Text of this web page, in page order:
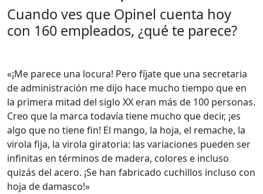
Cuando ves que Opinel cuenta hoy
con 160 empleados, ¿qué te parece?
«¡Me parece una locura! Pero fíjate que una secretaria
de administración me dijo hace mucho tiempo que en
la primera mitad del siglo XX eran más de 100 personas.
Creo que la marca todavía tiene mucho que decir, ¡es
algo que no tiene fin! El mango, la hoja, el remache, la
virola fija, la virola giratoria: las variaciones pueden ser
infinitas en términos de madera, colores e incluso
quizás del acero. ¡Se han fabricado cuchillos incluso con
hoja de damasco!»